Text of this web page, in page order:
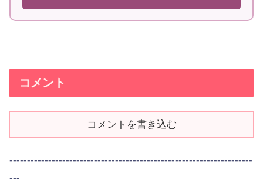
コメント
コメントを書き込む
---------------------------------------------------------------------
---